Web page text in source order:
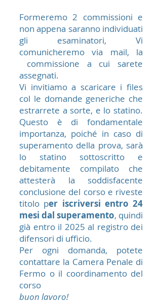
Formeremo 2 commissioni e
non appena saranno individuati
gli esaminatori, Vi
comunicheremo via mail, la
commissione a cui sarete
assegnati.
Vi invitiamo a scaricare i files
col le domande generiche che
estrarrete a sorte, e lo statino.
Questo è di fondamentale
importanza, poiché in caso di
superamento della prova, sarà
lo statino sottoscritto e
debitamente compilato che
attesterà la soddisfacente
conclusione del corso e riveste
titolo per iscriversi entro 24
mesi dal superamento, quindi
già entro il 2025 al registro dei
difensori di ufficio.
Per ogni domanda, potete
contattare la Camera Penale di
Fermo o il coordinamento del
corso
buon lavoro!